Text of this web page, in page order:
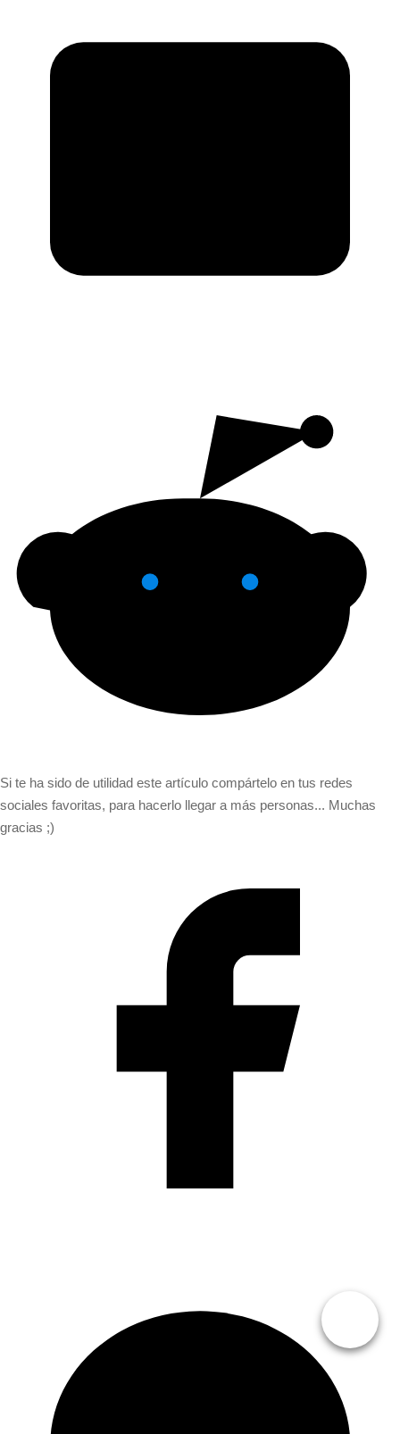
Si te ha sido de utilidad este artículo compártelo en tus redes
sociales favoritas, para hacerlo llegar a más personas... Muchas
gracias ;)